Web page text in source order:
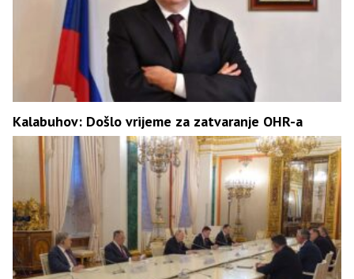
Kalabuhov: Došlo vrijeme za zatvaranje OHR-a